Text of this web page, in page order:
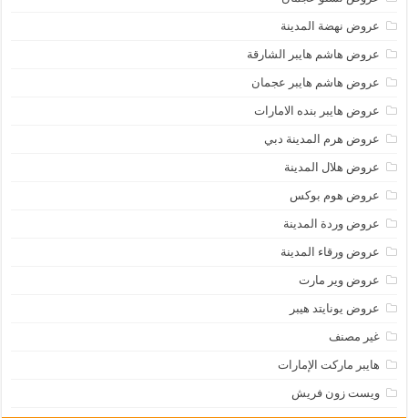
عروض نهضة المدينة
عروض هاشم هايبر الشارقة
عروض هاشم هايبر عجمان
عروض هايبر بنده الامارات
عروض هرم المدينة دبي
عروض هلال المدينة
عروض هوم بوكس
عروض وردة المدينة
عروض ورقاء المدينة
عروض وير مارت
عروض يونايتد هيبر
غير مصنف
هايبر ماركت الإمارات
ويست زون فريش